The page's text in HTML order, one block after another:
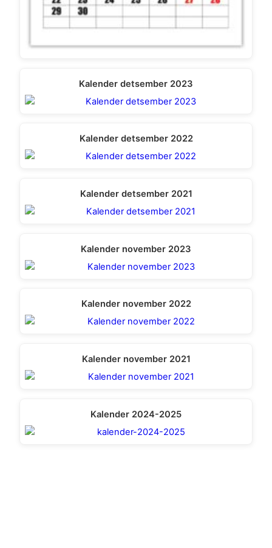
Kalender detsember 2023
Kalender detsember 2022
Kalender detsember 2021
Kalender november 2023
Kalender november 2022
Kalender november 2021
Kalender 2024-2025